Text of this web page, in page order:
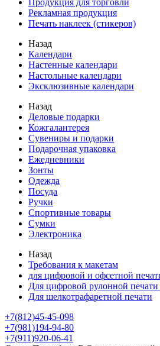
Продукция для торговли
Рекламная продукция
Печать наклеек (стикеров)
Назад
Календари
Настенные календари
Настольные календари
Эксклюзивные календари
Назад
Деловые подарки
Кожгалантерея
Сувениры и подарки
Подарочная упаковка
Ежедневники
Зонты
Одежда
Посуда
Ручки
Спортивные товары
Сумки
Электроника
Назад
Требования к макетам
для цифровой и офсетной
Для цифровой рулонной
Для шелкотрафаретной печати
+7(812)45-45-098
+7(981)194-94-80
+7(911)920-06-41